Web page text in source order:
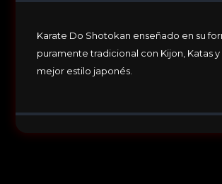
Karate Do Shotokan enseñado en su
puramente tradicional con Kijon, Katas y
mejor estilo japonés.